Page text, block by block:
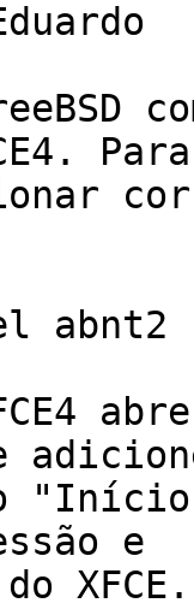
e
XFCE.